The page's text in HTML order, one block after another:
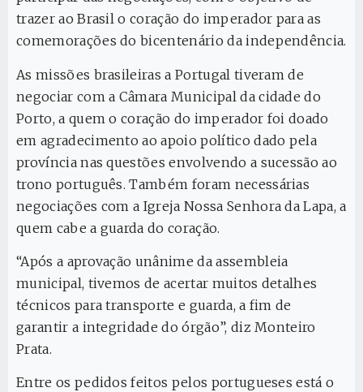
trazer ao Brasil o coração do imperador para as
comemorações do bicentenário da independência.
As missões brasileiras a Portugal tiveram de
negociar com a Câmara Municipal da cidade do
Porto, a quem o coração do imperador foi doado
em agradecimento ao apoio político dado pela
província nas questões envolvendo a sucessão ao
trono português. Também foram necessárias
negociações com a Igreja Nossa Senhora da Lapa, a
quem cabe a guarda do coração.
“Após a aprovação unânime da assembleia
municipal, tivemos de acertar muitos detalhes
técnicos para transporte e guarda, a fim de
garantir a integridade do órgão”, diz Monteiro
Prata.
Entre os pedidos feitos pelos portugueses está o